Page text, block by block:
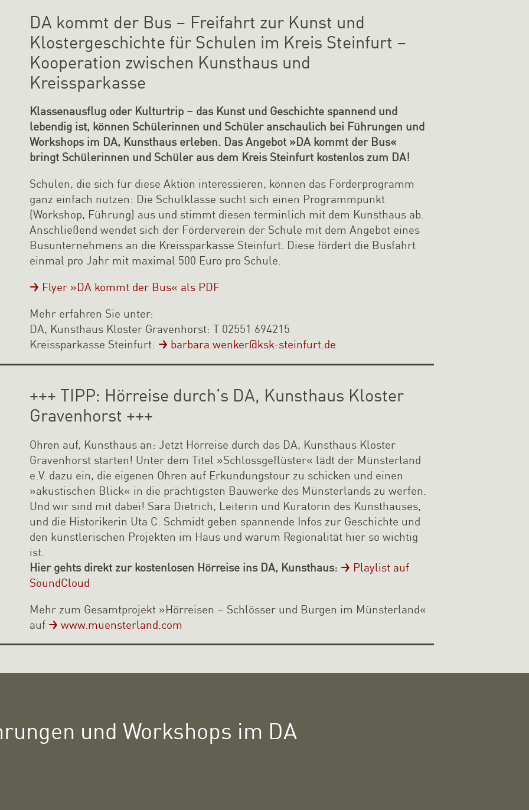
DA kommt der Bus – Freifahrt zur Kunst und
Klostergeschichte für Schulen im Kreis Steinfurt –
Kooperation zwischen Kunsthaus und
Kreissparkasse
Klassenausflug oder Kulturtrip – das Kunst und Geschichte spannend und
lebendig ist, können Schülerinnen und Schüler anschaulich bei Führungen und
Workshops im DA, Kunsthaus erleben. Das Angebot »DA kommt der Bus«
bringt Schülerinnen und Schüler aus dem Kreis Steinfurt kostenlos zum DA!
Schulen, die sich für diese Aktion interessieren, können das Förderprogramm
ganz einfach nutzen: Die Schulklasse sucht sich einen Programmpunkt
(Workshop, Führung) aus und stimmt diesen terminlich mit dem Kunsthaus ab.
Anschließend wendet sich der Förderverein der Schule mit dem Angebot eines
Busunternehmens an die Kreissparkasse Steinfurt. Diese fördert die Busfahrt
einmal pro Jahr mit maximal 500 Euro pro Schule.
Flyer »DA kommt der Bus« als PDF
Mehr erfahren Sie unter:
DA, Kunsthaus Kloster Gravenhorst: T 02551 694215
Kreissparkasse Steinfurt:
barbara.wenker@ksk-steinfurt.de
+++ TIPP: Hörreise durch’s DA, Kunsthaus Kloster
Gravenhorst +++
Ohren auf, Kunsthaus an: Jetzt Hörreise durch das DA, Kunsthaus Kloster
Gravenhorst starten! Unter dem Titel »Schlossgeflüster« lädt der Münsterland
e.V. dazu ein, die eigenen Ohren auf Erkundungstour zu schicken und einen
»akustischen Blick« in die prächtigsten Bauwerke des Münsterlands zu werfen.
Und wir sind mit dabei! Sara Dietrich, Leiterin und Kuratorin des Kunsthauses,
und die Historikerin Uta C. Schmidt geben spannende Infos zur Geschichte und
den künstlerischen Projekten im Haus und warum Regionalität hier so wichtig
ist.
Hier gehts direkt zur kostenlosen Hörreise ins DA, Kunsthaus:
Playlist auf
SoundCloud
Mehr zum Gesamtprojekt »Hörreisen – Schlösser und Burgen im Münsterland«
auf
www.muensterland.com
und Workshops im DA